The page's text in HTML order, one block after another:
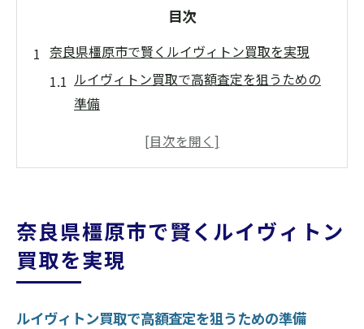
目次
奈良県橿原市で賢くルイヴィトン買取を実現
ルイヴィトン買取で高額査定を狙うための
準備
橿原市のルイヴィトン買取店舗選びのコツ
橿原市で信頼されるルイヴィトン買取の特
徴
賢くルイヴィトン買取を進めるポイント解
説
奈良県橿原市で賢くルイヴィトン
買取を実現
ルイヴィトン買取で高額査定を狙うための準備